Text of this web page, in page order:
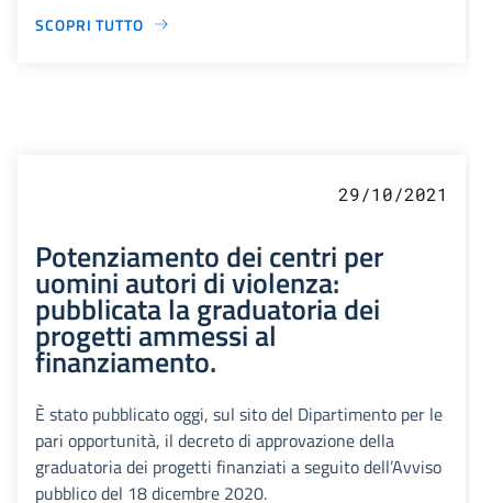
SCOPRI TUTTO
29/10/2021
Potenziamento dei centri per
uomini autori di violenza:
pubblicata la graduatoria dei
progetti ammessi al
finanziamento.
È stato pubblicato oggi, sul sito del Dipartimento per le
pari opportunità, il decreto di approvazione della
graduatoria dei progetti finanziati a seguito dell’Avviso
pubblico del 18 dicembre 2020.